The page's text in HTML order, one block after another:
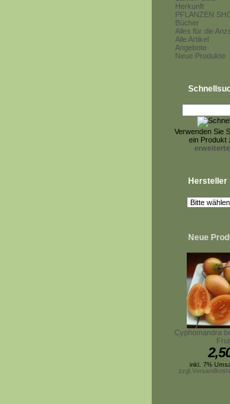
Herkunft
PFLANZEN
Bücher
Alles für die
Alle Artikel
Angebote
Neue Produkte
Verwenden Sie
ein Produkt
Hersteller
Neue
Cyphomandra
inkl. 7%